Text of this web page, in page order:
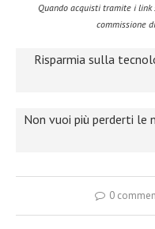
Quando acquisti tramite i link
commissione
Risparmia sulla
Non vuoi più perderti le
0